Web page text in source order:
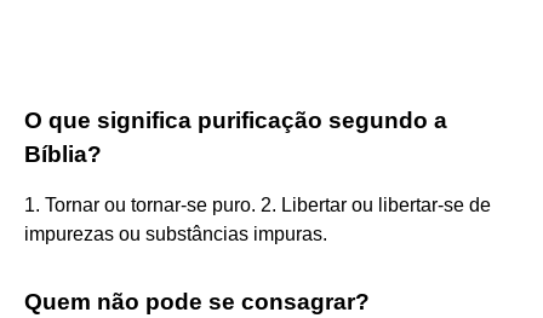
O que significa purificação segundo a
Bíblia?
1. Tornar ou tornar-se puro. 2. Libertar ou libertar-se de
impurezas ou substâncias impuras.
Quem não pode se consagrar?